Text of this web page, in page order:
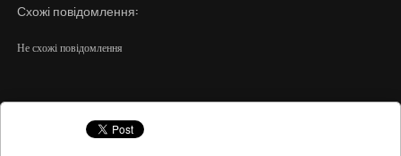
Схожі повідомлення:
Не схожі повідомлення